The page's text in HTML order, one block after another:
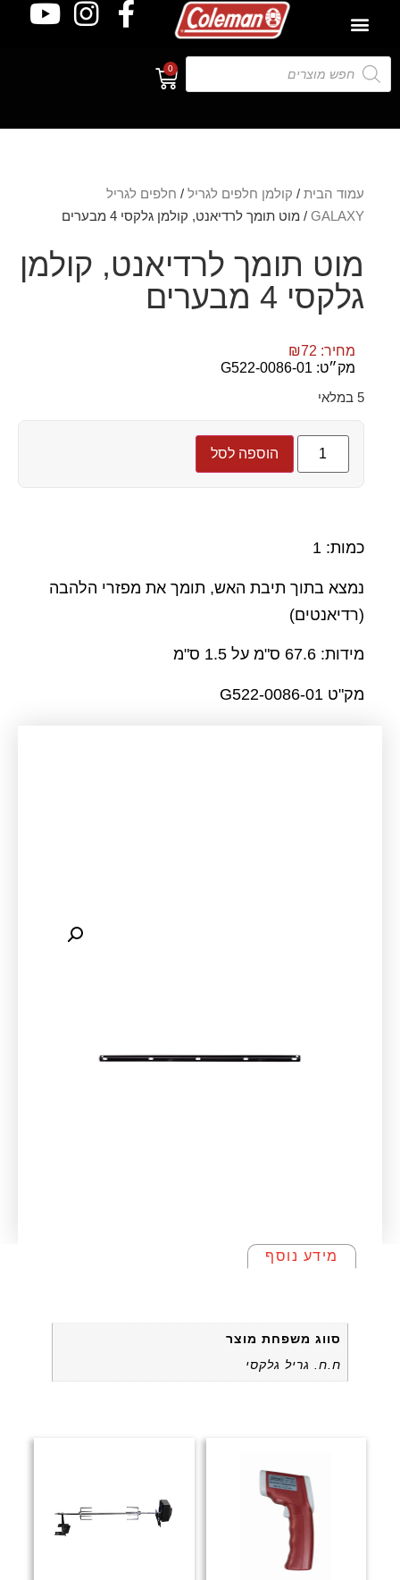
0
עמוד הבית / קולמן חלפים לגריל / חלפים לגריל
GALAXY / מוט תומך לרדיאנט, קולמן גלקסי 4 מבערים
מוט תומך לרדיאנט, קולמן
גלקסי 4 מבערים
מחיר: ₪72
מק״ט: G522-0086-01
5 במלאי
הוספה לסל
כמות: 1
נמצא בתוך תיבת האש, תומך את מפזרי הלהבה
(רדיאנטים)
מידות: 67.6 ס"מ על 1.5 ס"מ
מק"ט G522-0086-01
מידע נוסף
סווג משפחת מוצר
ח.ח. גריל גלקסי